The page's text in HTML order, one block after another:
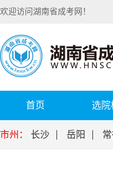
欢迎访问湖南省成考网！
首页 选院
市州： 长沙 岳阳